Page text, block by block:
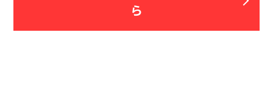
ら